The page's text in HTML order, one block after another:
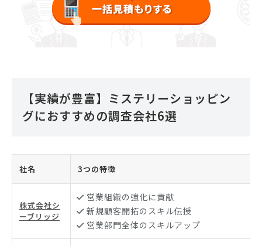
【実績が豊富】ミステリーショッピン
グにおすすめの調査会社6選
社名 3つの特徴
株式会社シ
ーブリッジ
営業組織の強化に貢献
新規顧客開拓のスキル伝授
営業部門全体のスキルアップ